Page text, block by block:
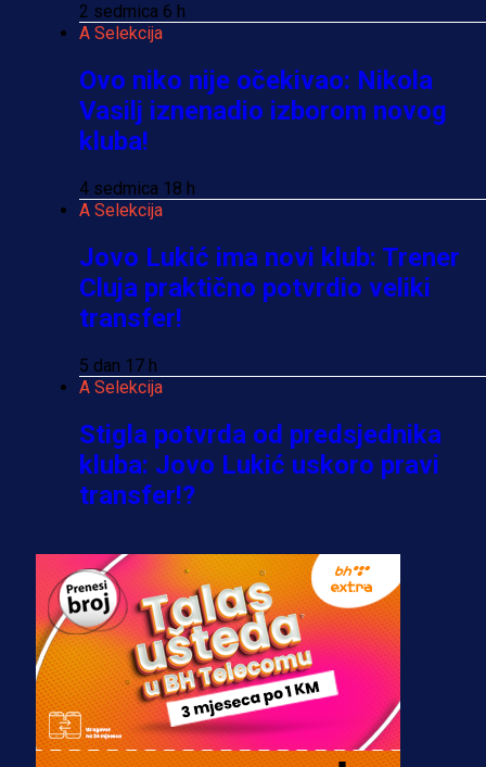
2 sedmica 6 h
A Selekcija
Ovo niko nije očekivao: Nikola
Vasilj iznenadio izborom novog
kluba!
4 sedmica 18 h
A Selekcija
Jovo Lukić ima novi klub: Trener
Cluja praktično potvrdio veliki
transfer!
5 dan 17 h
A Selekcija
Stigla potvrda od predsjednika
kluba: Jovo Lukić uskoro pravi
transfer!?
A Selekcija
Zmajevi dobili veliko pojačanje:
Fudbaler Olympiacosa želi obući
dres BiH!
3 sedmica 5 dan
Premijer liga BiH